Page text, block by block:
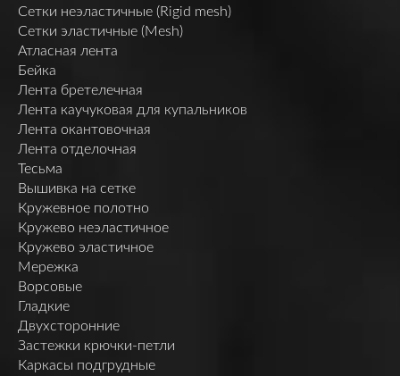
Сетки неэластичные (Rigid mesh)
Сетки эластичные (Mesh)
Атласная лента
Бейка
Лента бретелечная
Лента каучуковая для купальников
Лента окантовочная
Лента отделочная
Тесьма
Вышивка на сетке
Кружевное полотно
Кружево неэластичное
Кружево эластичное
Мережка
Ворсовые
Гладкие
Двухсторонние
Застежки крючки-петли
Каркасы подгрудные